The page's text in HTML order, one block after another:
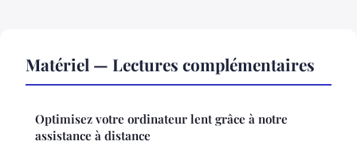
Matériel — Lectures complémentaires
Optimisez votre ordinateur lent grâce à notre
assistance à distance